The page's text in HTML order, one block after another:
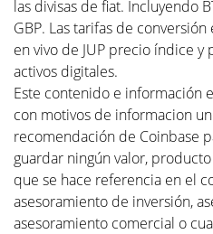
las divisas de fiat. Incluyendo
GBP. Las tarifas de
en vivo de JUP precio índice
activos digitales.
Este contenido e información
con motivos de informacion
recomendación de Coinbase
guardar ningún valor,
que se hace referencia en el
asesoramiento de inversión,
asesoramiento comercial o